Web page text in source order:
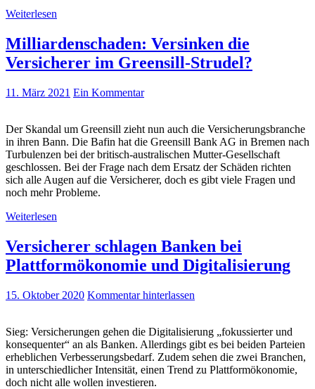
Weiterlesen
Milliardenschaden: Versinken die
Versicherer im Greensill-Strudel?
11. März 2021 Ein Kommentar
Der Skandal um Greensill zieht nun auch die Versicherungsbranche
in ihren Bann. Die Bafin hat die Greensill Bank AG in Bremen nach
Turbulenzen bei der britisch-australischen Mutter-Gesellschaft
geschlossen. Bei der Frage nach dem Ersatz der Schäden richten
sich alle Augen auf die Versicherer, doch es gibt viele Fragen und
noch mehr Probleme.
Weiterlesen
Versicherer schlagen Banken bei
Plattformökonomie und Digitalisierung
15. Oktober 2020 Kommentar hinterlassen
Sieg: Versicherungen gehen die Digitalisierung „fokussierter und
konsequenter“ an als Banken. Allerdings gibt es bei beiden Parteien
erheblichen Verbesserungsbedarf. Zudem sehen die zwei Branchen,
in unterschiedlicher Intensität, einen Trend zu Plattformökonomie,
doch nicht alle wollen investieren.